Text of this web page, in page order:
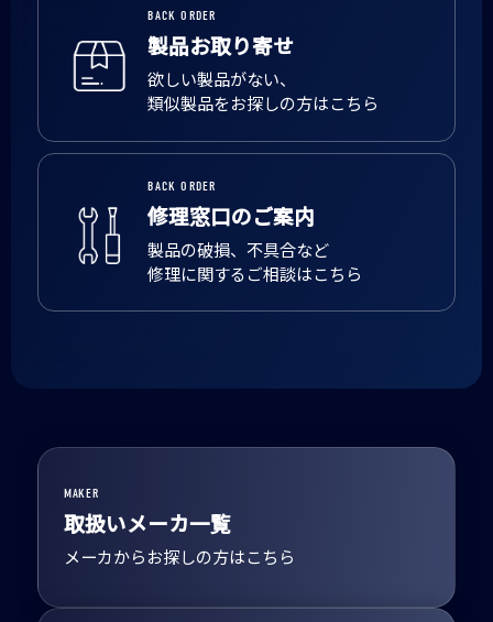
BACK ORDER
製品お取り寄せ
欲しい製品がない、
類似製品をお探しの方はこちら
BACK ORDER
修理窓口のご案内
製品の破損、不具合など
修理に関するご相談はこちら
MAKER
取扱いメーカ一覧
メーカからお探しの方はこちら